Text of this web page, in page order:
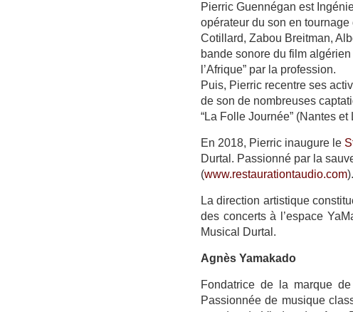
Pierric Guennégan est
opérateur du son en
Cotillard, Zabou Breitman,
bande sonore du film
l’Afrique” par la profession.
Puis, Pierric recentre ses
de son de nombreuses
“La Folle Journée” (Nantes
En 2018, Pierric inaugure le
Durtal. Passionné par la
(www.restaurationtaudio.com).
La direction artistique
des concerts à l’espace
Musical Durtal.
Agnès Yamakado
Fondatrice de la marque
Passionnée de musique